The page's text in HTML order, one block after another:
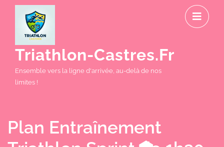
Triathlon-Castres.fr
Ensemble vers la ligne d'arrivée, au-delà de nos
limites !
Plan Entraînement